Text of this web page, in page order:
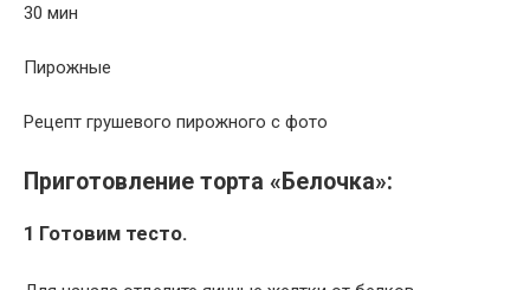
30 мин
Пирожные
Рецепт грушевого пирожного с фото
Приготовление торта «Белочка»:
1 Готовим тесто.